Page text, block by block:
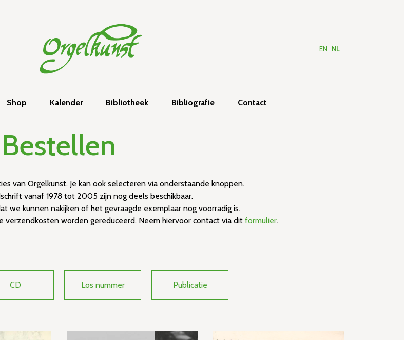
EN NL
Shop Kalender Bibliotheek Bibliografie Contact
Bestellen
van Orgelkunst. Je kan ook selecteren via onderstaande knoppen.
vanaf 1978 tot 2005 zijn nog deels beschikbaar.
we kunnen nakijken of het gevraagde exemplaar nog voorradig is.
verzendkosten worden gereduceerd. Neem hiervoor contact via dit formulier.
CD Los nummer Publicatie